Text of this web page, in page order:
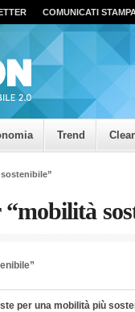
COMUNICATI
Trend
per una mobilità più